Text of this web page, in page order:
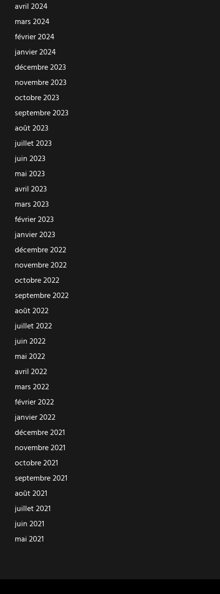
avril 2024
mars 2024
février 2024
janvier 2024
décembre 2023
novembre 2023
octobre 2023
septembre 2023
août 2023
juillet 2023
juin 2023
mai 2023
avril 2023
mars 2023
février 2023
janvier 2023
décembre 2022
novembre 2022
octobre 2022
septembre 2022
août 2022
juillet 2022
juin 2022
mai 2022
avril 2022
mars 2022
février 2022
janvier 2022
décembre 2021
novembre 2021
octobre 2021
septembre 2021
août 2021
juillet 2021
juin 2021
mai 2021